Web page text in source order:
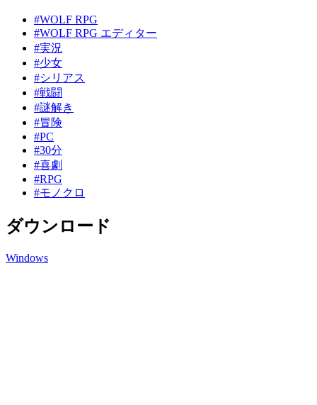
#WOLF RPG
#WOLF RPG エディター
#実況
#少女
#シリアス
#戦闘
#謎解き
#冒険
#PC
#30分
#喜劇
#RPG
#モノクロ
ダウンロード
Windows